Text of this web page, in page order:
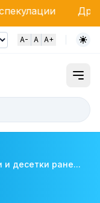
Дрон се взриви на
A- A A+
и десетки ране...